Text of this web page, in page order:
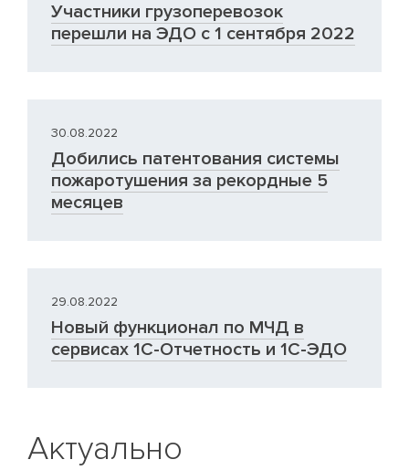
Участники грузоперевозок
перешли на ЭДО с 1 сентября 2022
30.08.2022
Добились патентования системы
пожаротушения за рекордные 5
месяцев
29.08.2022
Новый функционал по МЧД в
сервисах 1С-Отчетность и 1С-ЭДО
Актуально